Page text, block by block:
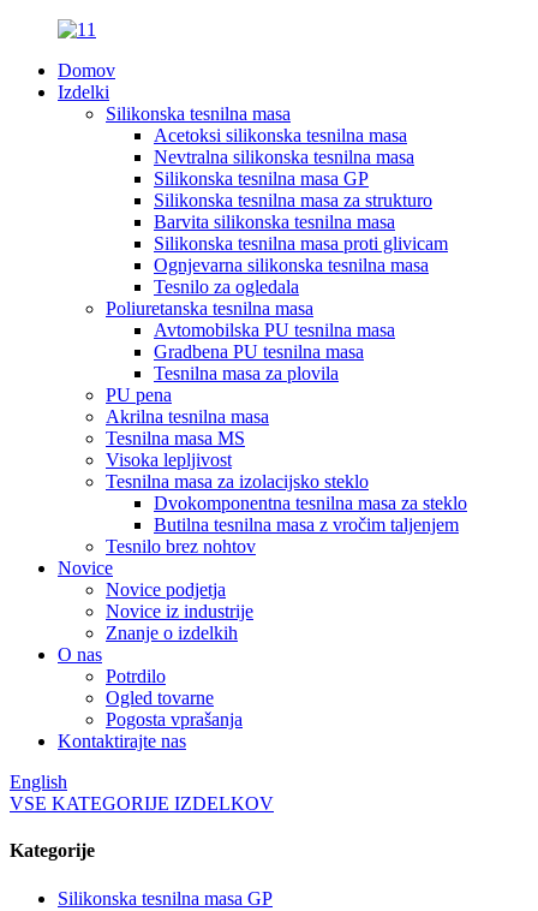
Domov
Izdelki
Silikonska tesnilna masa
Acetoksi silikonska tesnilna masa
Nevtralna silikonska tesnilna masa
Silikonska tesnilna masa GP
Silikonska tesnilna masa za strukturo
Barvita silikonska tesnilna masa
Silikonska tesnilna masa proti glivicam
Ognjevarna silikonska tesnilna masa
Tesnilo za ogledala
Poliuretanska tesnilna masa
Avtomobilska PU tesnilna masa
Gradbena PU tesnilna masa
Tesnilna masa za plovila
PU pena
Akrilna tesnilna masa
Tesnilna masa MS
Visoka lepljivost
Tesnilna masa za izolacijsko steklo
Dvokomponentna tesnilna masa za steklo
Butilna tesnilna masa z vročim taljenjem
Tesnilo brez nohtov
Novice
Novice podjetja
Novice iz industrije
Znanje o izdelkih
O nas
Potrdilo
Ogled tovarne
Pogosta vprašanja
Kontaktirajte nas
English
VSE KATEGORIJE IZDELKOV
Kategorije
Silikonska tesnilna masa GP